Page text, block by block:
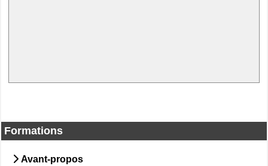
Formations
Avant-propos